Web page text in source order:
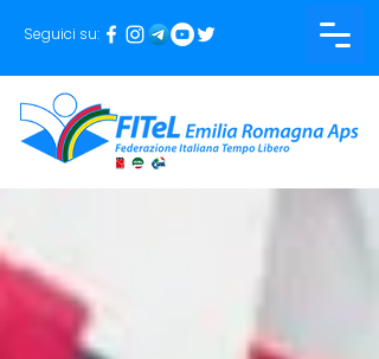
Seguici su: